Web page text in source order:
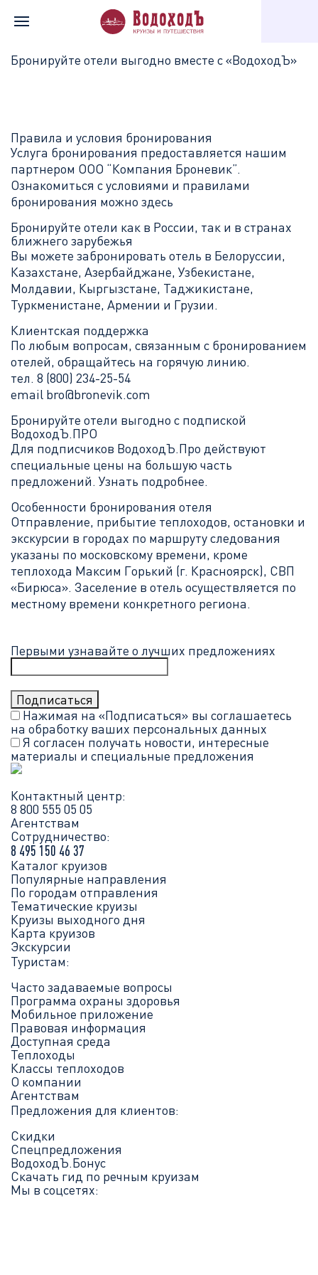
Главная
Бронируйте отели выгодно вместе с «ВодоходЪ»
Правила и условия бронирования
Услуга бронирования предоставляется нашим
партнером ООО “Компания Броневик”.
Ознакомиться с условиями и правилами
бронирования можно здесь
Бронируйте отели как в России, так и в странах
ближнего зарубежья
Вы можете забронировать отель в Белоруссии,
Казахстане, Азербайджане, Узбекистане,
Молдавии, Кыргызстане, Таджикистане,
Туркменистане, Армении и Грузии.
Клиентская поддержка
По любым вопросам, связанным с бронированием
отелей, обращайтесь на горячую линию.
тел. 8 (800) 234-25-54
email bro@bronevik.com
Бронируйте отели выгодно с подпиской
ВодоходЪ.ПРО
Для подписчиков ВодоходЪ.Про действуют
специальные цены на большую часть
предложений. Узнать подробнее.
Особенности бронирования отеля
Отправление, прибытие теплоходов, остановки и
экскурсии в городах по маршруту следования
указаны по московскому времени, кроме
теплохода Максим Горький (г. Красноярск), СВП
«Бирюса». Заселение в отель осуществляется по
местному времени конкретного региона.
Первыми узнавайте о лучших предложениях
Нажимая на «Подписаться» вы соглашаетесь
на обработку ваших персональных данных
Я согласен получать новости, интересные
материалы и специальные предложения
Контактный центр:
8 800 555 05 05
Агентствам
Сотрудничество:
8 495 150 46 37
Каталог круизов
Популярные направления
По городам отправления
Тематические круизы
Круизы выходного дня
Карта круизов
Экскурсии
Туристам:
Часто задаваемые вопросы
Программа охраны здоровья
Мобильное приложение
Правовая информация
Доступная среда
Теплоходы
Классы теплоходов
О компании
Агентствам
Предложения для клиентов:
Скидки
Спецпредложения
ВодоходЪ.Бонус
Скачать гид по речным круизам
Мы в соцсетях: